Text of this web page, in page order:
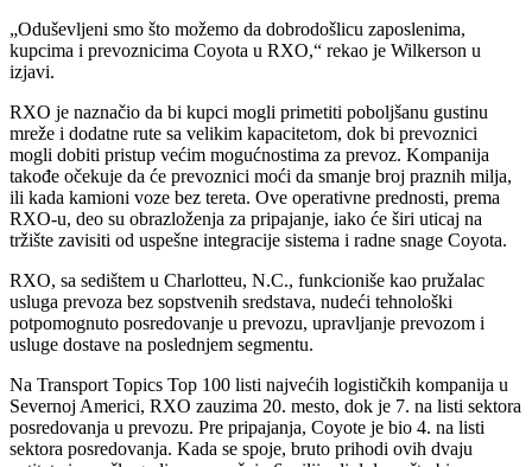
„Oduševljeni smo što možemo da dobrodošlicu zaposlenima,
kupcima i prevoznicima Coyota u RXO,“ rekao je Wilkerson u
izjavi.
RXO je naznačio da bi kupci mogli primetiti poboljšanu gustinu
mreže i dodatne rute sa velikim kapacitetom, dok bi prevoznici
mogli dobiti pristup većim mogućnostima za prevoz. Kompanija
takođe očekuje da će prevoznici moći da smanje broj praznih milja,
ili kada kamioni voze bez tereta. Ove operativne prednosti, prema
RXO-u, deo su obrazloženja za pripajanje, iako će širi uticaj na
tržište zavisiti od uspešne integracije sistema i radne snage Coyota.
RXO, sa sedištem u Charlotteu, N.C., funkcioniše kao pružalac
usluga prevoza bez sopstvenih sredstava, nudeći tehnološki
potpomognuto posredovanje u prevozu, upravljanje prevozom i
usluge dostave na poslednjem segmentu.
Na Transport Topics Top 100 listi najvećih logističkih kompanija u
Severnoj Americi, RXO zauzima 20. mesto, dok je 7. na listi sektora
posredovanja u prevozu. Pre pripajanja, Coyote je bio 4. na listi
sektora posredovanja. Kada se spoje, bruto prihodi ovih dvaju